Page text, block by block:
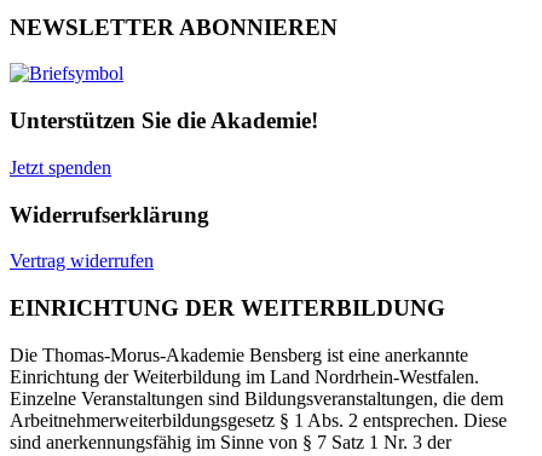
NEWSLETTER ABONNIEREN
Unterstützen Sie die Akademie!
Jetzt spenden
Widerrufserklärung
Vertrag widerrufen
EINRICHTUNG DER WEITERBILDUNG
Die Thomas-Morus-Akademie Bensberg ist eine anerkannte
Einrichtung der Weiterbildung im Land Nordrhein-Westfalen.
Einzelne Veranstaltungen sind Bildungsveranstaltungen, die dem
Arbeitnehmerweiterbildungsgesetz § 1 Abs. 2 entsprechen. Diese
sind anerkennungsfähig im Sinne von § 7 Satz 1 Nr. 3 der